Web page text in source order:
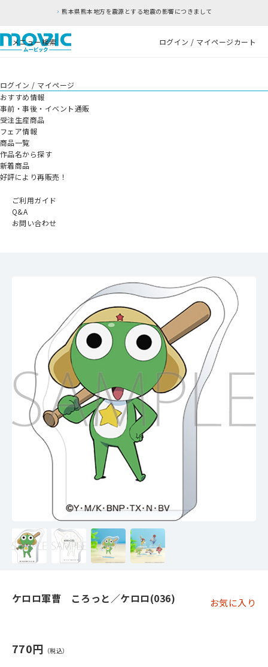
熊本県熊本地方を震源とする地震の影響につきまして
メニュー検索 ログイン / マイページカート
ログイン / マイページ
おすすめ情報
事前・事後・イベント通販
受注生産商品
フェア情報
商品一覧
作品名から探す
新着商品
好評により再販売！
ご利用ガイド
Q&A
お問い合わせ
ケロロ軍曹 ころっと／ケロロ(036) お気に入り
770円